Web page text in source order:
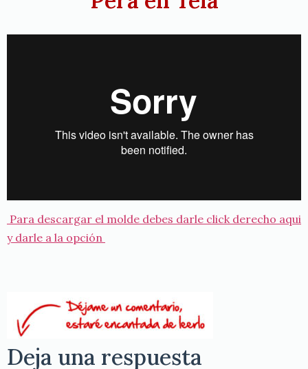
Para descargar el molde debes darle click derecho aqui
y darle a la opción
Deja una respuesta